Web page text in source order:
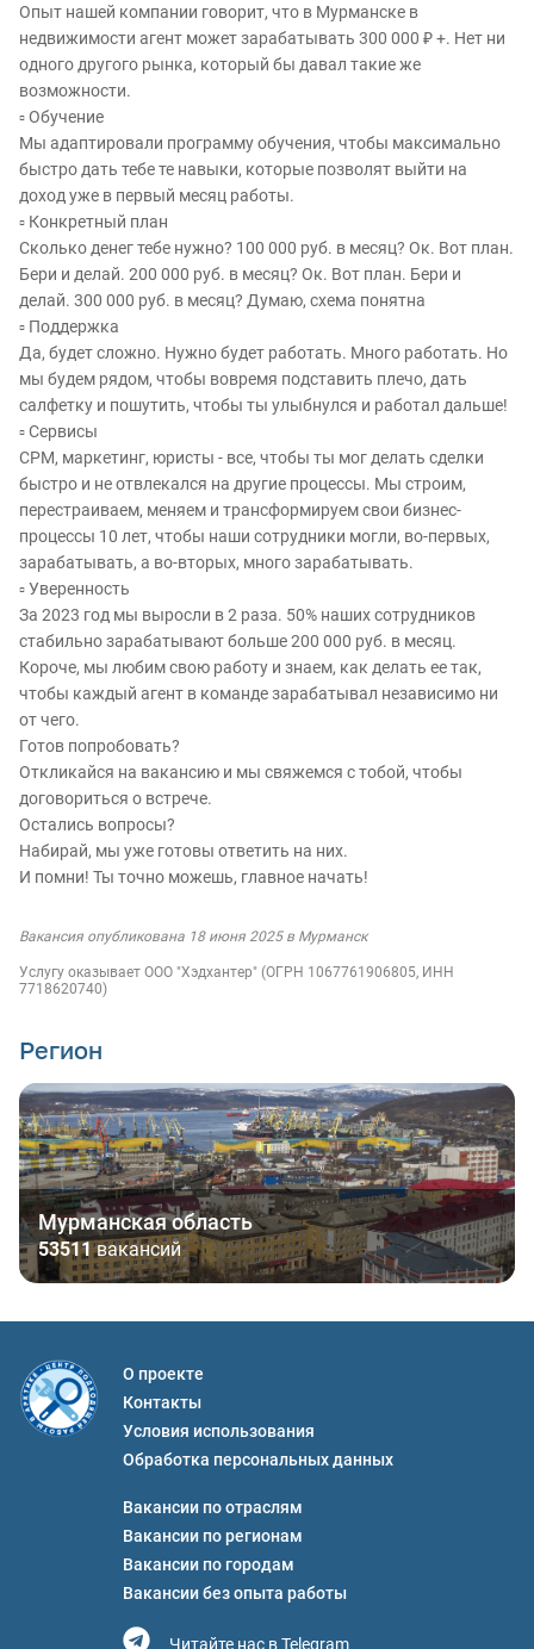
Опыт нашей компании говорит, что в Мурманске в
недвижимости агент может зарабатывать 300 000 ₽ +. Нет ни
одного другого рынка, который бы давал такие же
возможности.
▫️ Обучение
Мы адаптировали программу обучения, чтобы максимально
быстро дать тебе те навыки, которые позволят выйти на
доход уже в первый месяц работы.
▫️ Конкретный план
Сколько денег тебе нужно? 100 000 руб. в месяц? Ок. Вот план.
Бери и делай. 200 000 руб. в месяц? Ок. Вот план. Бери и
делай. 300 000 руб. в месяц? Думаю, схема понятна
▫️ Поддержка
Да, будет сложно. Нужно будет работать. Много работать. Но
мы будем рядом, чтобы вовремя подставить плечо, дать
салфетку и пошутить, чтобы ты улыбнулся и работал дальше!
▫️ Сервисы
СРМ, маркетинг, юристы - все, чтобы ты мог делать сделки
быстро и не отвлекался на другие процессы. Мы строим,
перестраиваем, меняем и трансформируем свои бизнес-
процессы 10 лет, чтобы наши сотрудники могли, во-первых,
зарабатывать, а во-вторых, много зарабатывать.
▫️ Уверенность
За 2023 год мы выросли в 2 раза. 50% наших сотрудников
стабильно зарабатывают больше 200 000 руб. в месяц.
Короче, мы любим свою работу и знаем, как делать ее так,
чтобы каждый агент в команде зарабатывал независимо ни
от чего.
Готов попробовать?
Откликайся на вакансию и мы свяжемся с тобой, чтобы
договориться о встрече.
Остались вопросы?
Набирай, мы уже готовы ответить на них.
И помни! Ты точно можешь, главное начать!
Вакансия опубликована 18 июня 2025 в Мурманск
Услугу оказывает ООО "Хэдхантер" (ОГРН 1067761906805, ИНН
7718620740)
Регион
Мурманская область
53511вакансий
О проекте
Контакты
Условия использования
Обработка персональных данных
Вакансии по отраслям
Вакансии по регионам
Вакансии по городам
Вакансии без опыта работы
Читайте нас в Telegram